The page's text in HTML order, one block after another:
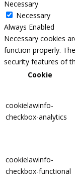
Necessary
Necessary
Always Enabled
Necessary cookies
function properly.
security features of
Cookie
cookielawinfo-
checkbox-analytics
cookielawinfo-
checkbox-functional